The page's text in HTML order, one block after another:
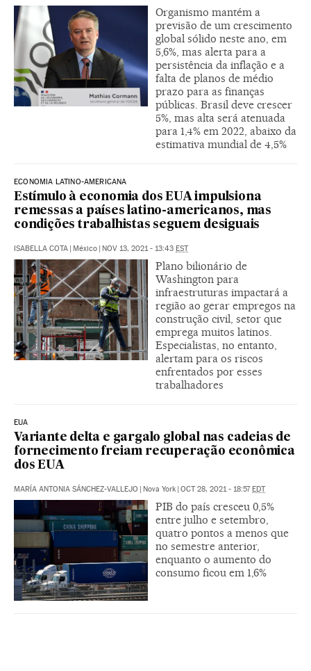
Organismo mantém a
previsão de um crescimento
global sólido neste ano, em
5,6%, mas alerta para a
persistência da inflação e a
falta de planos de médio
prazo para as finanças
públicas. Brasil deve crescer
5%, mas alta será atenuada
para 1,4% em 2022, abaixo da
estimativa mundial de 4,5%
ECONOMIA LATINO-AMERICANA
Estímulo à economia dos EUA impulsiona
remessas a países latino-americanos, mas
condições trabalhistas seguem desiguais
ISABELLA COTA | México | NOV 13, 2021 - 13:43 EST
Plano bilionário de
Washington para
infraestruturas impactará a
região ao gerar empregos na
construção civil, setor que
emprega muitos latinos.
Especialistas, no entanto,
alertam para os riscos
enfrentados por esses
trabalhadores
EUA
Variante delta e gargalo global nas cadeias de
fornecimento freiam recuperação econômica
dos EUA
MARÍA ANTONIA SÁNCHEZ-VALLEJO | Nova York | OCT 28, 2021 - 18:57EDT
PIB do país cresceu 0,5%
entre julho e setembro,
quatro pontos a menos que
no semestre anterior,
enquanto o aumento do
consumo ficou em 1,6%